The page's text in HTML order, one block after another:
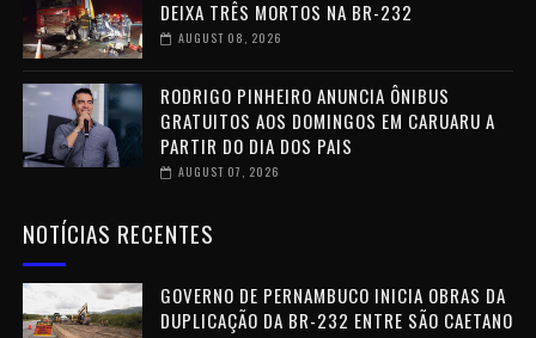
DEIXA TRÊS MORTOS NA BR-232
AUGUST 08, 2026
RODRIGO PINHEIRO ANUNCIA ÔNIBUS
GRATUITOS AOS DOMINGOS EM CARUARU A
PARTIR DO DIA DOS PAIS
AUGUST 07, 2026
NOTÍCIAS RECENTES
GOVERNO DE PERNAMBUCO INICIA OBRAS DA
DUPLICAÇÃO DA BR-232 ENTRE SÃO CAETANO